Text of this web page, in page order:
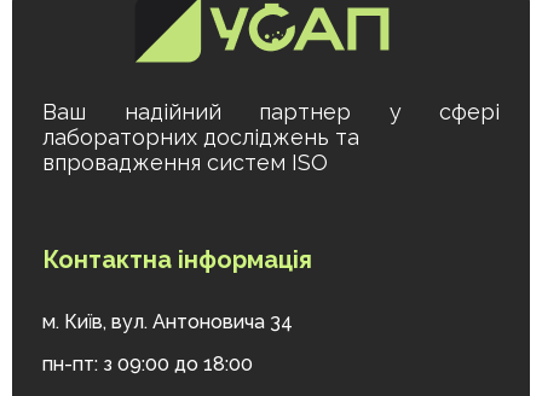
Ваш надійний партнер у сфері
лабораторних досліджень та
впровадження систем ISO
Контактна інформація
м. Київ, вул. Антоновича 34
пн-пт: з 09:00 до 18:00